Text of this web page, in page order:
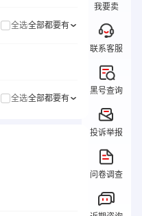
全选全部都要有
全选全部都要有
我要卖
联系客服
黑号查询
投诉举报
问卷调查